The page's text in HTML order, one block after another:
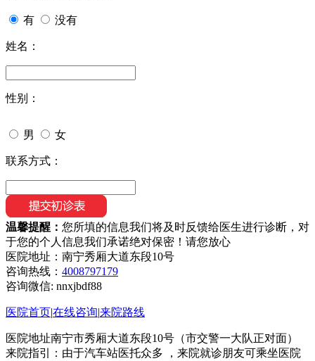
有 没有
姓名：
性别：
男 女
联系方式：
温馨提醒： 您所填的信息我们将及时反馈给医生进行诊断，对
于您的个人信息我们承诺绝对保密！请您放心
医院地址：南宁秀厢大道东段10号
咨询热线： 4008797179
咨询微信: nnxjbdf88
医院首页|在线咨询|来院路线
医院地址南宁市秀厢大道东段10号（市交警一大队正对面）
来院指引：由于汽车站医托众多 ，来院就诊朋友可乘坐医院